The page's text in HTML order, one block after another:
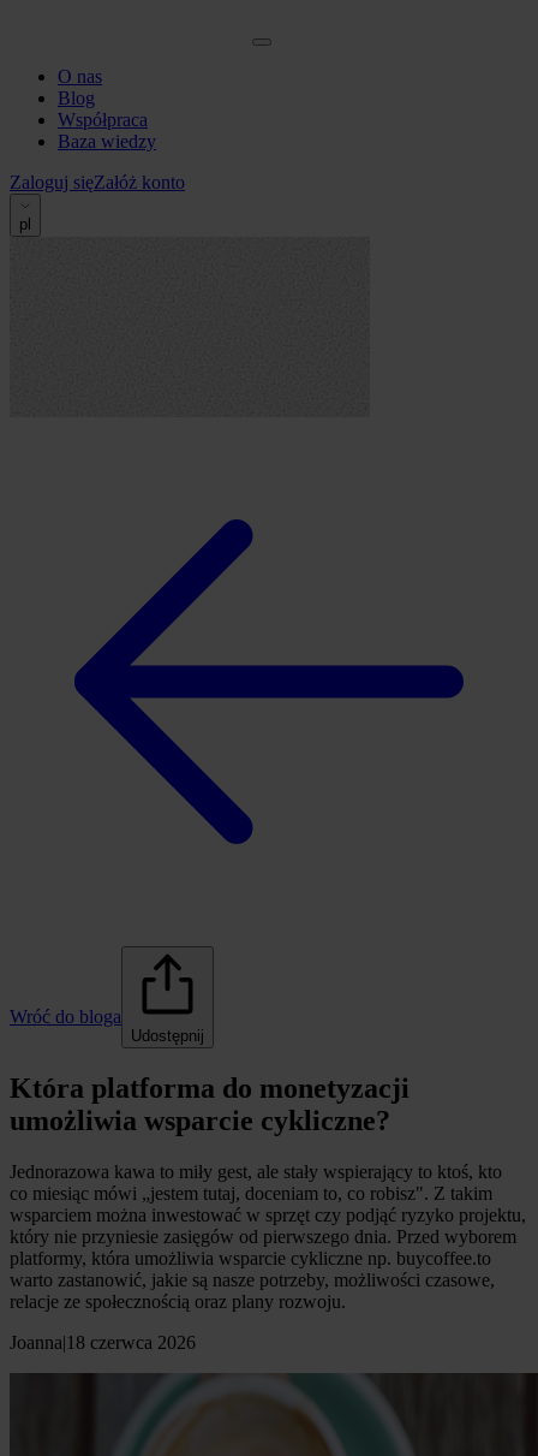
O nas
Blog
Współpraca
Baza wiedzy
Zaloguj sięZałóż konto
pl
Wróć do bloga
Udostępnij
Która platforma do monetyzacji
umożliwia wsparcie cykliczne?
Jednorazowa kawa to miły gest, ale stały wspierający to ktoś, kto
co miesiąc mówi „jestem tutaj, doceniam to, co robisz". Z takim
wsparciem można inwestować w sprzęt czy podjąć ryzyko projektu,
który nie przyniesie zasięgów od pierwszego dnia. Przed wyborem
platformy, która umożliwia wsparcie cykliczne np. buycoffee.to
warto zastanowić, jakie są nasze potrzeby, możliwości czasowe,
relacje ze społecznością oraz plany rozwoju.
Joanna|18 czerwca 2026